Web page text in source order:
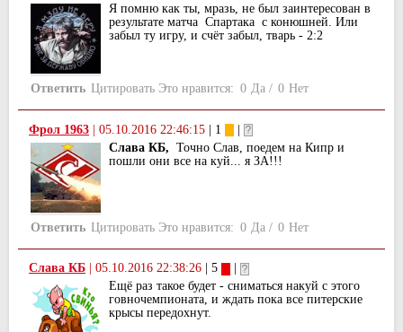
Я помню как ты, мразь, не был заинтересован в
результате матча Спартака с конюшней. Или
забыл ту игру, и счёт забыл, тварь - 2:2
Ответить Цитировать Это нравится: 0 Да / 0 Нет
Фрол 1963 | 05.10.2016 22:46:15 | 1
|
Слава КБ, Точно Слав, поедем на Кипр и
пошли они все на куй... я ЗА!!!
Ответить Цитировать Это нравится: 0 Да / 0 Нет
Слава КБ 05.10.2016 22:38:26 | 5
Ещё раз такое будет - сниматься накуй с этого
говночемпионата, и ждать пока все питерские
крысы передохнут.